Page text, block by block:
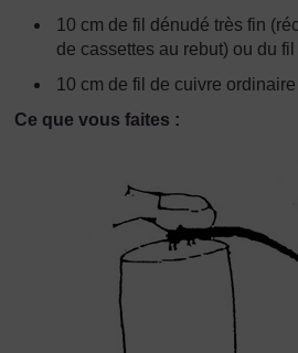
10 cm de fil dénudé très fin
de cassettes au rebut) ou du fil
10 cm de fil de cuivre
Ce que vous faites :